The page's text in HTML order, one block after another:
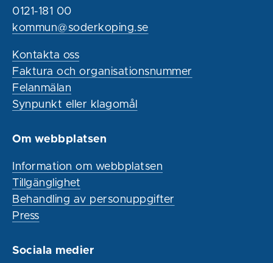
0121-181 00
kommun@soderkoping.se
Kontakta oss
Faktura och organisationsnummer
Felanmälan
Synpunkt eller klagomål
Om webbplatsen
Information om webbplatsen
Tillgänglighet
Behandling av personuppgifter
Press
Sociala medier